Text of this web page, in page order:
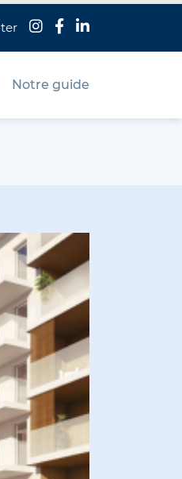
Notre guide